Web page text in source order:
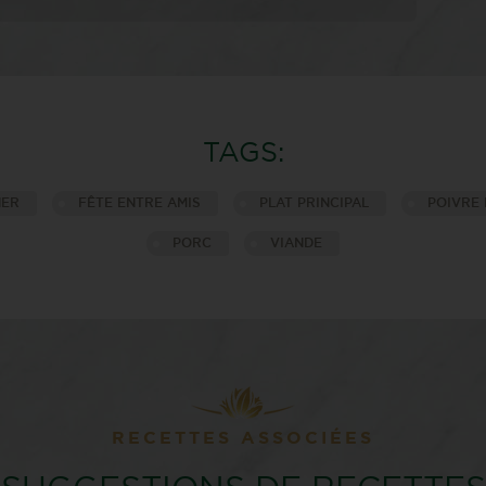
TAGS:
FÊTE ENTRE AMIS PLAT PRINCIPAL POIVRE
PORC VIANDE
RECETTES ASSOCIÉES